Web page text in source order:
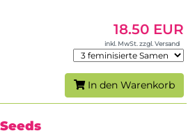
18.50 EUR
inkl. MwSt. zzgl. Versand
In den Warenkorb